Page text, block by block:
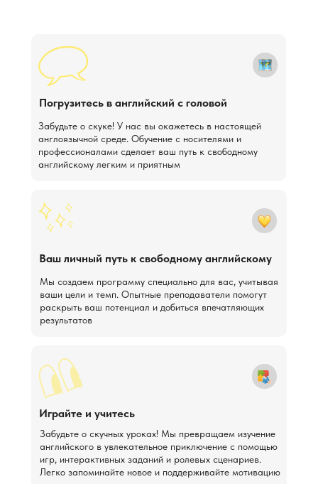
Мы создаем программу специально для вас, учитывая
ваши цели и темп. Опытные преподаватели помогут
раскрыть ваш потенциал и добиться впечатляющих
результатов
Ваш личный путь к свободному английскому
Забудьте о скучных уроках! Мы превращаем изучение
английского в увлекательное приключение с помощью
игр, интерактивных заданий и ролевых сценариев.
Легко запоминайте новое и поддерживайте мотивацию
Играйте и учитесь
Забудьте о скуке! У нас вы окажетесь в настоящей
англоязычной среде. Обучение с носителями и
профессионалами сделает ваш путь к свободному
английскому легким и приятным
Погрузитесь в английский с головой